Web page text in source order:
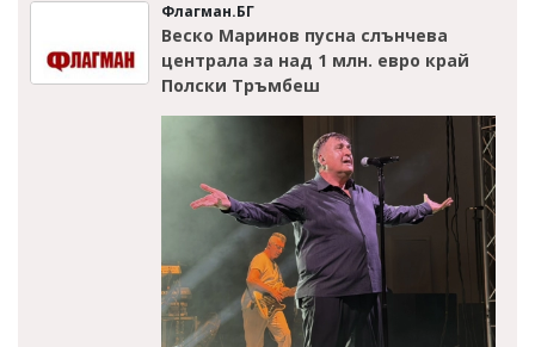
Флагман.БГ
Веско Маринов пусна слънчева
централа за над 1 млн. евро край
Полски Тръмбеш